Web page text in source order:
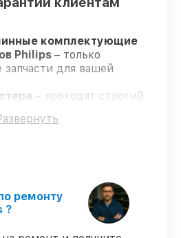
комплектующие
Philips – только
запчасти для вашей
– проходят строгий
для ноутбуков Philips
гарантия до 3-х лет.
ремонту
?